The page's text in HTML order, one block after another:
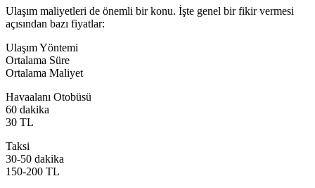
Ulaşım maliyetleri de önemli bir konu. İşte genel bir fikir vermesi
açısından bazı fiyatlar:
Ulaşım Yöntemi
Ortalama Süre
Ortalama Maliyet
Havaalanı Otobüsü
60 dakika
30 TL
Taksi
30-50 dakika
150-200 TL